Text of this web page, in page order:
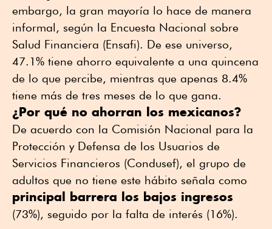
embargo, la gran mayoría lo hace de manera
informal, según la Encuesta Nacional sobre
Salud Financiera (Ensafi). De ese universo,
47.1% tiene ahorro equivalente a una quincena
de lo que percibe, mientras que apenas 8.4%
tiene más de tres meses de lo que gana.
¿Por qué no ahorran los mexicanos?
De acuerdo con la Comisión Nacional para la
Protección y Defensa de los Usuarios de
Servicios Financieros (Condusef), el grupo de
adultos que no tiene este hábito señala como
principal barrera los bajos ingresos
(73%), seguido por la falta de interés (16%).